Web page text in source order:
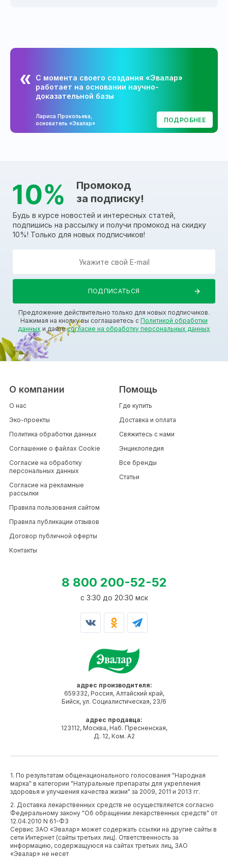
С момента своего создания «Эвалар»
работает на основании научно-
доказательной базы
Лариса Прокопьева,
основатель «Эвалар»
ПОДРОБНЕЕ
Промокод
за подписку!
Будь в курсе новостей и интересных статей,
подпишись на рассылку и получи промокод на скидку
10%! Только для новых подписчиков!
Предложение действительно только для новых подписчиков.
Нажимая на кнопку вы соглашаетесь с Политикой обработки
данных и даетесогласие на обработку персональных данных
адрес производителя:
659332, Россия, Алтайский край,
Бийск, ул. Социалистическая, 23/6
адрес продавца:
123112, Москва, Наб. Пресненская,
Д. 12, Ком. А2
О компании
О нас
Эко-проекты
Политика обработки данных
Соглашение о файлах Cookie
Согласие на обработку
персональных данных
Согласие на рекламные
рассылки
Правила пользования сайтом
Правила публикации отзывов
Договор публичной оферты
Контакты
Помощь
Где купить
Доставка и оплата
Свяжитесь с нами
Энциклопедия
Все бренды
Статьи
8 800 200-52-52
c 3:30 до 20:30 мск
1. По результатам общенационального голосования "Народная
марка" в категории "Натуральные препараты для укрепления
здоровья и улучшения качества жизни" за 2009, 2011 и 2013 гг.
2. Доставка лекарственных средств не осуществляется согласно
Федеральному закону "Об обращении лекарственных средств" от
12.04.2010 N 61-ФЗ
Сервис ЗАО «Эвалар» может содержать ссылки на другие сайты в
сети Интернет (сайты третьих лиц). Ответственность за
информацию, содержащуюся на сайтах третьих лиц, ЗАО
«Эвалар» не несет